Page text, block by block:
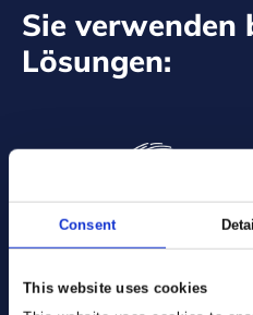
Consent
This website uses cookies
Sie verwenden
Lösungen: